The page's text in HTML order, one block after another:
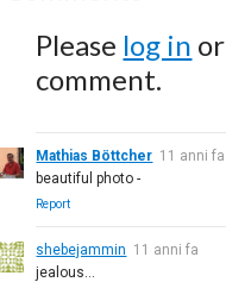
Please log in or
comment.
Mathias Böttcher 11 anni fa
beautiful photo -
Report
shebejammin 11 anni fa
jealous...